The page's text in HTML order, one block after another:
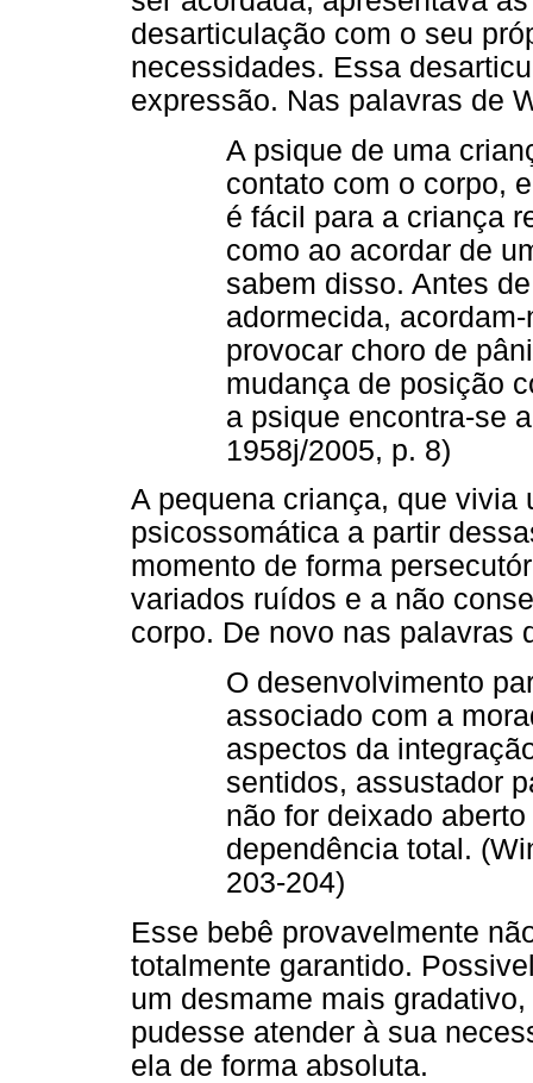
desarticulação com o seu
necessidades. Essa
expressão. Nas palavras de
A psique de uma
contato com o corpo,
é fácil para a criança
como ao acordar de
sabem disso. Antes
adormecida,
provocar choro de
mudança de posição
a psique encontra-se
1958j/2005, p. 8)
A pequena criança, que vivia
psicossomática a partir
momento de forma
variados ruídos e a não
corpo. De novo nas palavras
O desenvolvimento
associado com a
aspectos da
sentidos, assustador
não for deixado
dependência total.
203-204)
Esse bebê provavelmente
totalmente garantido.
um desmame mais
pudesse atender à sua
ela de forma absoluta.